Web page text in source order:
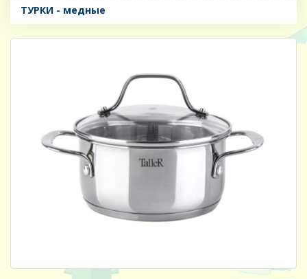
ТУРКИ - медные